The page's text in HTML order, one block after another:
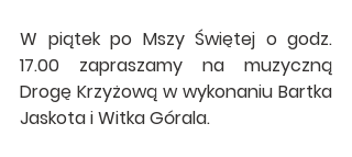
W piątek po Mszy Świętej o godz.
17.00 zapraszamy na muzyczną
Drogę Krzyżową w wykonaniu Bartka
Jaskota i Witka Górala.